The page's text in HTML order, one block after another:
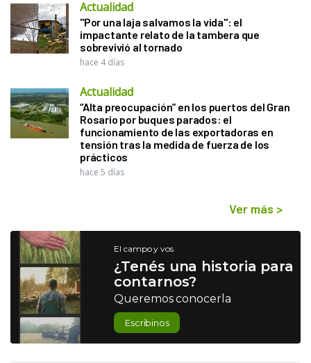
Actualidad
"Por una laja salvamos la vida": el
impactante relato de la tambera que
sobrevivió al tornado
hace 4 días
Actualidad
“Alta preocupación” en los puertos del Gran
Rosario por buques parados: el
funcionamiento de las exportadoras en
tensión tras la medida de fuerza de los
prácticos
hace 5 días
Ver más >
El campo y vos
¿Tenés una historia para
contarnos?
Queremos conocerla
Escribinos